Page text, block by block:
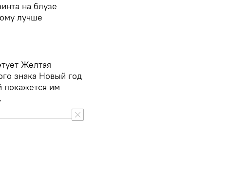
на блузе
лучше
Желтая
знака Новый год
покажется им